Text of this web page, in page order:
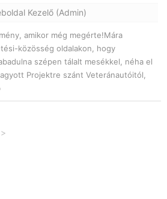
Kezelő (Admin)
amikor még megérte!Mára
közösség oldalakon, hogy
szépen tálalt mesékkel, néha el
Projektre szánt Veteránautóitól,